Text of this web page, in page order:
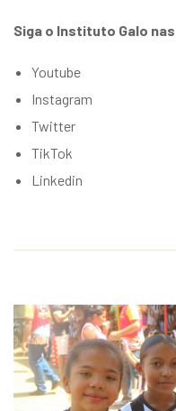
Siga o Instituto Galo
Youtube
Instagram
Twitter
TikTok
Linkedin